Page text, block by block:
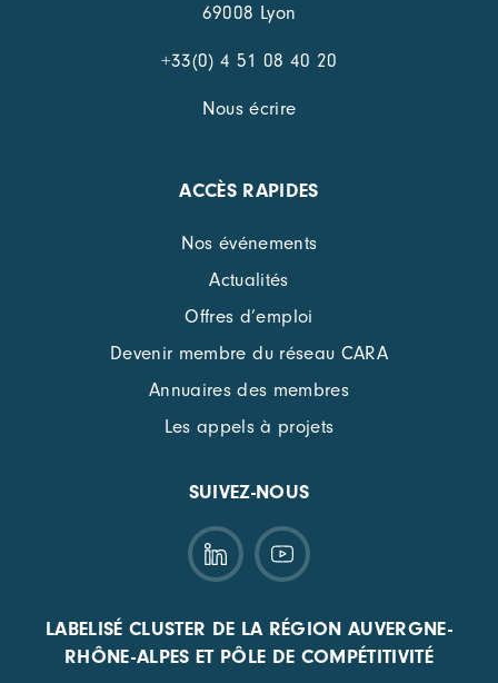
69008 Lyon
+33(0) 4 51 08 40 20
Nous écrire
ACCÈS RAPIDES
Nos événements
Actualités
Offres d’emploi
Devenir membre du réseau CARA
Annuaires des membres
Les appels à projets
SUIVEZ-NOUS
LABELISÉ CLUSTER DE LA RÉGION AUVERGNE-
RHÔNE-ALPES ET PÔLE DE COMPÉTITIVITÉ